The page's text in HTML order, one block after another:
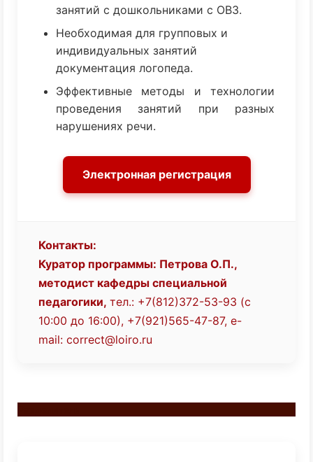
занятий с дошкольниками с ОВЗ.
Необходимая для групповых и
индивидуальных занятий
документация логопеда.
Эффективные методы и технологии
проведения занятий при разных
нарушениях речи.
Электронная регистрация
Контакты:
Куратор программы: Петрова О.П.,
методист кафедры специальной
педагогики, тел.: +7(812)372-53-93 (с
10:00 до 16:00), +7(921)565-47-87, e-
mail: correct@loiro.ru